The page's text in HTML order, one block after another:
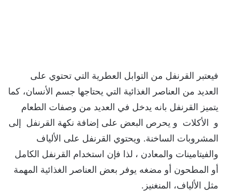
فيعتبر القرنفل من التوابل العطرية التي تحتوي على
العديد من العناصر الغذائية التي يحتاجها جسم الأنسان، كما
يتميز القرنفل بانه يدخل في العديد من وصفات الطعام
و الأكلات و يحرص البعض على إضافة نكهة القرنفل إلى
المشروبات الساخنة. ويحتوي القرنفل على الألياف
والفيتامينات والمعادن ، لذا فإن استخدام القرنفل الكامل
أو المطحون أو مضغه يوفر بعض العناصر الغذائية المهمة
مثل الألياف، المنغنيز.